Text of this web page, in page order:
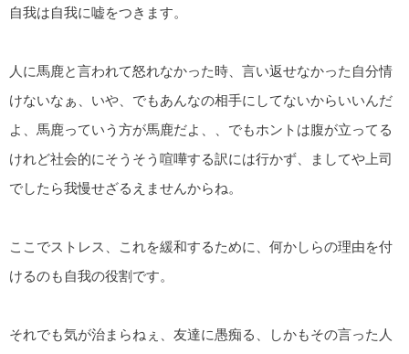
自我は自我に嘘をつきます。
人に馬鹿と言われて怒れなかった時、言い返せなかった自分情
けないなぁ、いや、でもあんなの相手にしてないからいいんだ
よ、馬鹿っていう方が馬鹿だよ、、でもホントは腹が立ってる
けれど社会的にそうそう喧嘩する訳には行かず、ましてや上司
でしたら我慢せざるえませんからね。
ここでストレス、これを緩和するために、何かしらの理由を付
けるのも自我の役割です。
それでも気が治まらねぇ、友達に愚痴る、しかもその言った人